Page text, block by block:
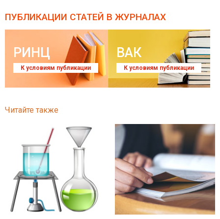
ПУБЛИКАЦИИ СТАТЕЙ В ЖУРНАЛАХ
РИНЦ
К условиям публикации
ВАК
К условиям публикации
Читайте также